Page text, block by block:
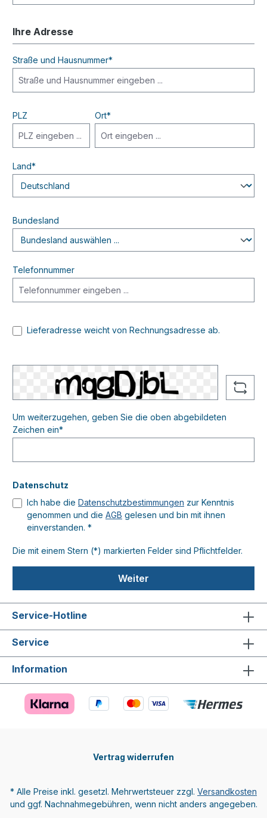
Ihre Adresse
Straße und Hausnummer*
PLZ Ort*
Land*
Bundesland
Telefonnummer
Lieferadresse weicht von Rechnungsadresse ab.
Um weiterzugehen, geben Sie die oben abgebildeten
Zeichen ein*
Datenschutz
Ich habe die Datenschutzbestimmungen zur Kenntnis
genommen und die AGB gelesen und bin mit ihnen
einverstanden. *
Die mit einem Stern (*) markierten Felder sind Pflichtfelder.
Weiter
Service-Hotline
Service
Information
Vertrag widerrufen
* Alle Preise inkl. gesetzl. Mehrwertsteuer zzgl. Versandkosten
und ggf. Nachnahmegebühren, wenn nicht anders angegeben.